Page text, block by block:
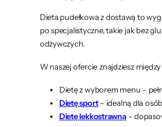
Dieta pudełkowa z dostawą to
po specjalistyczne, takie jak bez
odżywczych.
W naszej ofercie znajdziesz
Dietę z wyborem menu –
Dietę sport– idealną dla
Dietę lekkostrawną–